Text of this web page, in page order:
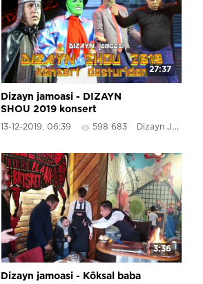
27:37
Dizayn jamoasi - DIZAYN
SHOU 2019 konsert
dasturidan
13-12-2019, 06:39 598 683 Dizayn Jamoasi
3:36
Dizayn jamoasi - Kôksal baba